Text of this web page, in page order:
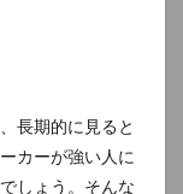
長期的に見ると
カーが強い人に
しょう。そんな